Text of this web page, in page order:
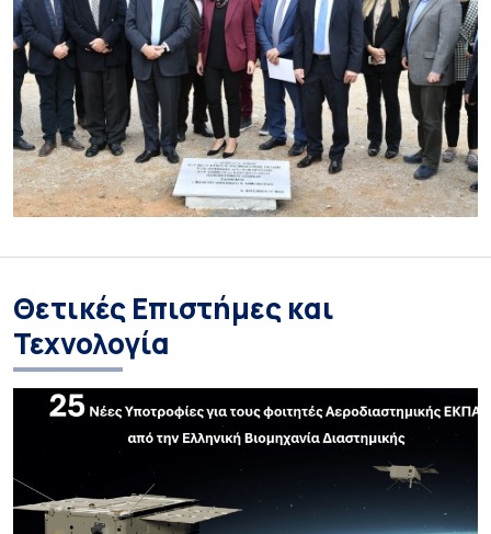
Θετικές Επιστήμες και
Τεχνολογία